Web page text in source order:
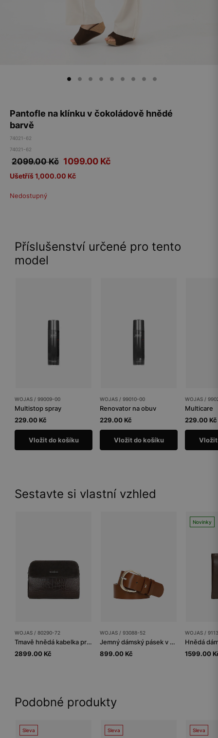
Pantofle na klínku v čokoládově hnědé
barvě
74021-62
74021-62
2099.00 Kč 1099.00 Kč
Ušetříš 1,000.00 Kč
Nedostupný
Příslušenství určené pro tento
model
WOJAS / 99009-00
Multistop spray
229.00 Kč
Vložit do košíku
WOJAS / 99010-00
Renovator na obuv
229.00 Kč
Vložit do košíku
WOJAS /
Multicare
229.00 Kč
Sestavte si vlastní vzhled
WOJAS / 80290-72
Tmavě hnědá kabelka pro každodenní nošení
2899.00 Kč
WOJAS / 93088-52
Jemný dámský pásek v hnědé barvě se zlatou přezkou
899.00 Kč
Novinky
WOJAS /
1599.00
Podobné produkty
Sleva Sleva Sleva